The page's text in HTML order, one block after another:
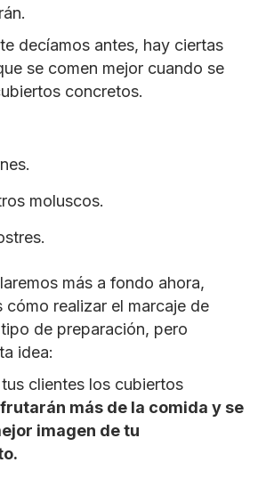
decíamos antes, hay ciertas
se comen mejor cuando se
concretos.
moluscos.
más a fondo ahora,
cómo realizar el marcaje de
de preparación, pero
idea:
clientes los cubiertos
más de la comida y se
imagen de tu